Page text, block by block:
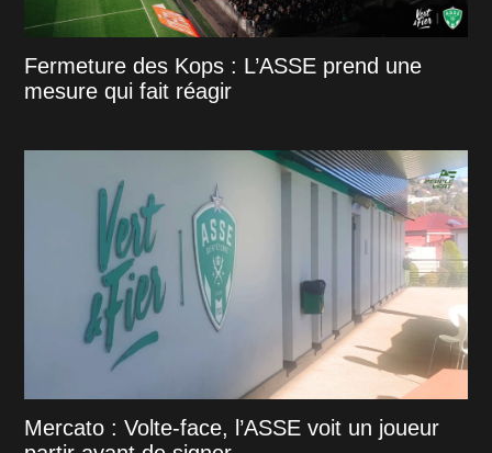
Fermeture des Kops : L’ASSE prend une
mesure qui fait réagir
Mercato : Volte-face, l’ASSE voit un joueur